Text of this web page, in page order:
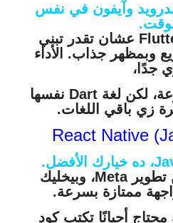
وآيفون في نفس
Google طورت Flutter عشان تقدر تبني
وبمظهر جذاب. الأداء
جدًا،
لكن لغ
ة Dart نفسها
زي باقي اللغات.
React Native من تطوير Meta، وبيخليك
ممتازة بسرعة.
محتاج أحيانًا تكتب كود